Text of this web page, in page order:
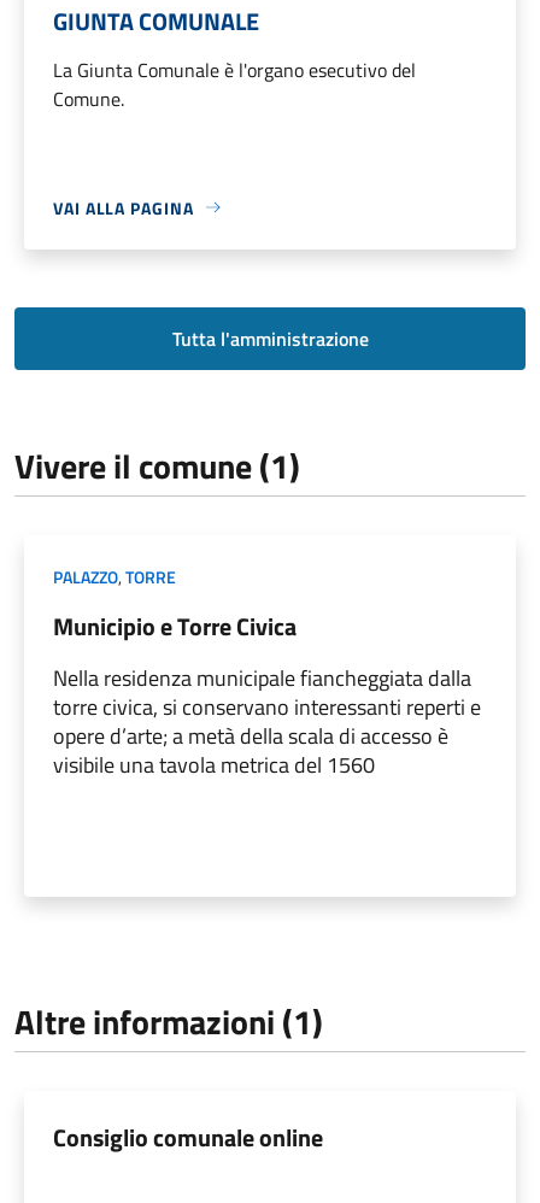
GIUNTA COMUNALE
La Giunta Comunale è l'organo esecutivo del
Comune.
VAI ALLA PAGINA
Tutta l'amministrazione
Vivere il comune (1)
PALAZZO,TORRE
Municipio e Torre Civica
Nella residenza municipale fiancheggiata dalla
torre civica, si conservano interessanti reperti e
opere d’arte; a metà della scala di accesso è
visibile una tavola metrica del 1560
Altre informazioni (1)
Consiglio comunale online